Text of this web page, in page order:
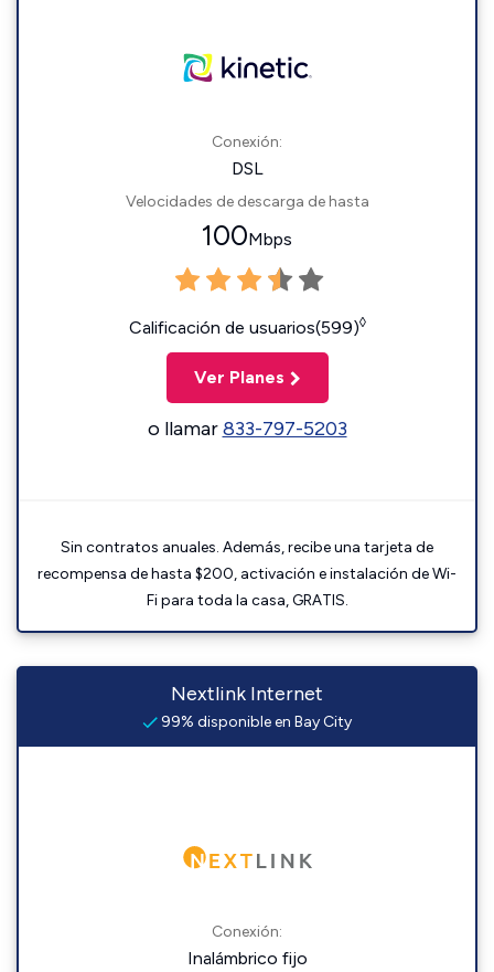
Conexión:
DSL
Velocidades de descarga de hasta
100Mbps
Calificación de usuarios(599)◊
Ver Planes
o llamar833-797-5203
Sin contratos anuales. Además, recibe una tarjeta de
recompensa de hasta $200, activación e instalación de Wi-
Fi para toda la casa, GRATIS.
Nextlink Internet
99% disponible en Bay City
Conexión:
Inalámbrico fijo